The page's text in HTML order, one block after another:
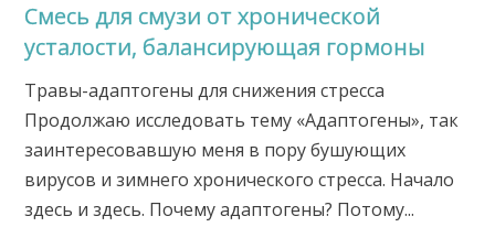
Смесь для смузи от хронической
усталости, балансирующая гормоны
Травы-адаптогены для снижения стресса
Продолжаю исследовать тему «Адаптогены», так
заинтересовавшую меня в пору бушующих
вирусов и зимнего хронического стресса. Начало
здесь и здесь. Почему адаптогены? Потому...